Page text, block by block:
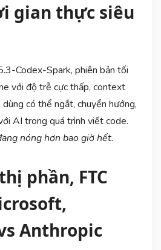
gian thực siêu
Codex-Spark, phiên bản tối
với độ trễ cực thấp, context
có thể ngắt, chuyển hướng,
AI trong quá trình viết code.
nóng hơn bao giờ hết.
phần, FTC
Anthropic